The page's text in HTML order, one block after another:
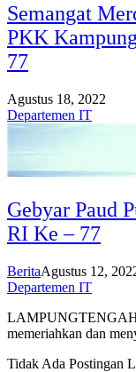
Semangat
PKK
77
Agustus 18, 2022
Departemen IT
Gebyar Paud
RI Ke – 77
BeritaAgustus 12,
Departemen IT
memeriahkan dan
Tidak Ada Postingan